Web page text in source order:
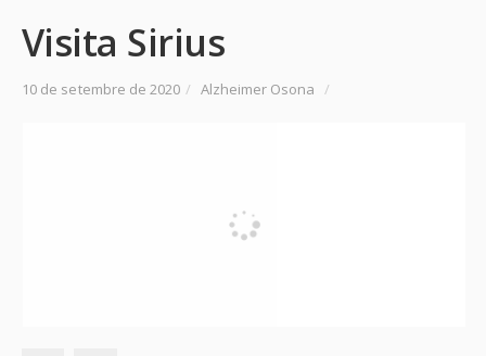
Visita Sirius
10 de setembre de 2020 / Alzheimer Osona /